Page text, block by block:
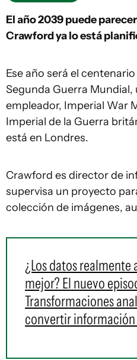
El año 2039 puede
Crawford ya lo está
Ese año será el
Segunda Guerra
empleador, Imperial War
Imperial de la Guerra
está en Londres.
Crawford es director de
supervisa un proyecto
colección de imágenes,
¿Los datos
mejor? El nuevo
Transformaciones
convertir información